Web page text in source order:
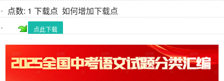
点数: 1 下载点 如何增加下载点
点此下载